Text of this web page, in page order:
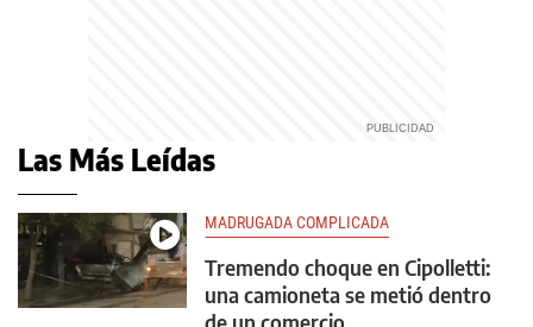
Las Más Leídas
MADRUGADA COMPLICADA
Tremendo choque en Cipolletti:
una camioneta se metió dentro